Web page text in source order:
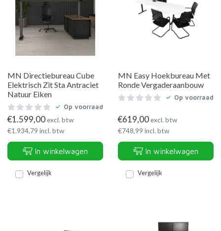
MN Directiebureau Cube
Elektrisch Zit Sta Antraciet
Natuur Eiken
Op voorraad
€1.599,00excl. btw
€1.934,79 incl. btw
In winkelwagen
Vergelijk
MN Easy Hoekbureau Met
Ronde Vergaderaanbouw
Op voorraad
€619,00excl. btw
€748,99 incl. btw
In winkelwagen
Vergelijk